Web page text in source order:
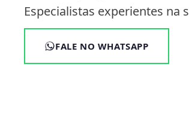
Especialistas experientes na
FALE NO WHATSAPP